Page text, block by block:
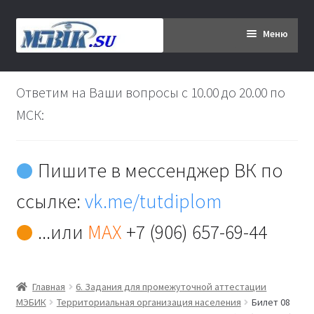
Перейти
к
Перейти
к
Меню
Главная
Дипломникам
Контакты
Ответим на Ваши вопросы с 10.00 до 20.00 по
МСК:
Пишите в мессенджер ВК по
ссылке:vk.me/tutdiplom
...или MAX +7 (906) 657-69-44
Главная
6. Задания для промежуточной аттестации
МЭБИК
Территориальная организация населения
Билет 08